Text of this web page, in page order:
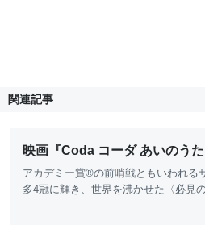
関連記事
映画『Coda コーダ あいのう
アカデミー賞®の前哨戦ともいわれる
多4冠に輝き、世界を沸かせた〈必見